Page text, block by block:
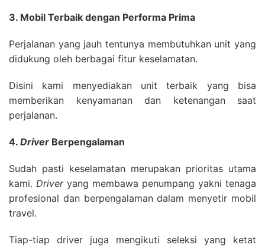
3. Mobil Terbaik dengan Performa Prima
Perjalanan yang jauh tentunya membutuhkan unit yang
didukung oleh berbagai fitur keselamatan.
Disini kami menyediakan unit terbaik yang bisa
memberikan kenyamanan dan ketenangan saat
perjalanan.
4. Driver Berpengalaman
Sudah pasti keselamatan merupakan prioritas utama
kami. Driveryang membawa penumpang yakni tenaga
profesional dan berpengalaman dalam menyetir mobil
travel.
Tiap-tiap driver juga mengikuti seleksi yang ketat